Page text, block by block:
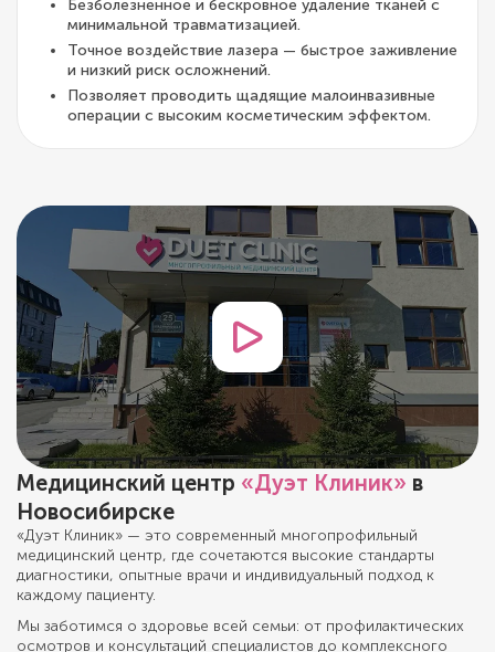
Безболезненное и бескровное удаление тканей с
минимальной травматизацией.
Точное воздействие лазера — быстрое заживление
и низкий риск осложнений.
Позволяет проводить щадящие малоинвазивные
операции с высоким косметическим эффектом.
Медицинский центр «Дуэт Клиник» в
Новосибирске
«Дуэт Клиник» — это современный многопрофильный
медицинский центр, где сочетаются высокие стандарты
диагностики, опытные врачи и индивидуальный подход к
каждому пациенту.
Мы заботимся о здоровье всей семьи: от профилактических
осмотров и консультаций специалистов до комплексного